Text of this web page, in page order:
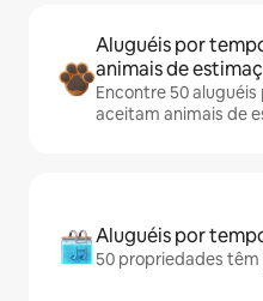
Aluguéis por
animais de
Encontre 50
aceitam animais de
Aluguéis por
50 propriedades têm